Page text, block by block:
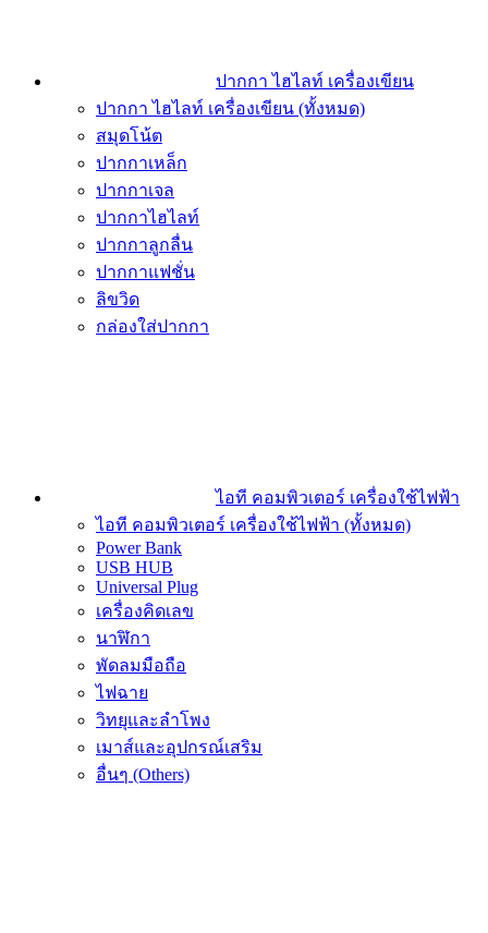
ปากกา ไฮไลท์ เครื่องเขียน
ปากกา ไฮไลท์ เครื่องเขียน (ทั้งหมด)
สมุดโน้ต
ปากกาเหล็ก
ปากกาเจล
ปากกาไฮไลท์
ปากกาลูกลื่น
ปากกาแฟชั่น
ลิขวิด
กล่องใส่ปากกา
ไอที คอมพิวเตอร์ เครื่องใช้ไฟฟ้า
ไอที คอมพิวเตอร์ เครื่องใช้ไฟฟ้า (ทั้งหมด)
Power Bank
USB HUB
Universal Plug
เครื่องคิดเลข
นาฬิกา
พัดลมมือถือ
ไฟฉาย
วิทยุและลำโพง
เมาส์และอุปกรณ์เสริม
อื่นๆ (Others)